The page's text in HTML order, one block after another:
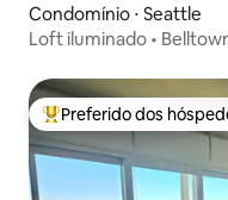
Condomínio ⋅ Seattle
Loft iluminado •
Entre os melhores
Preferido dos